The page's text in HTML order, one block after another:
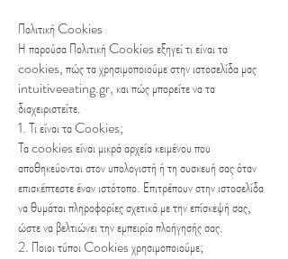
Πολιτική Cookies
Η παρούσα Πολιτική Cookies εξηγεί τι είναι τα
cookies, πώς τα χρησιμοποιούμε στην ιστοσελίδα μας
intuitiveeating.gr, και πώς μπορείτε να τα
διαχειριστείτε.
1. Τι είναι τα Cookies;
Τα cookies είναι μικρά αρχεία κειμένου που
αποθηκεύονται στον υπολογιστή ή τη συσκευή σας όταν
επισκέπτεστε έναν ιστότοπο. Επιτρέπουν στην ιστοσελίδα
να θυμάται πληροφορίες σχετικά με την επίσκεψή σας,
ώστε να βελτιώνει την εμπειρία πλοήγησής σας.
2. Ποιοι τύποι Cookies χρησιμοποιούμε;